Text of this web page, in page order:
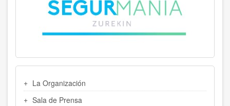
LATERAL
La Organización
Sala de Prensa